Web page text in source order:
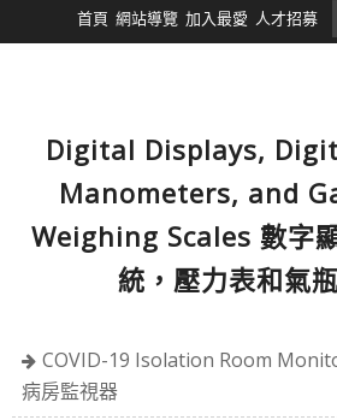
首頁 網站導覽 加入最愛 人才招募
Digital Displays,
Manometers, and
Weighing Scales 數字
統，壓力表和氣
COVID-19 Isolation Room
病房監視器